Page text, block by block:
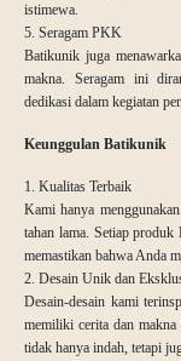
istimewa.
5. Seragam PKK
Batikunik juga
makna. Seragam ini
dedikasi dalam kegiatan
Keunggulan Batikunik
1. Kualitas Terbaik
Kami hanya
tahan lama. Setiap
memastikan bahwa Anda
2. Desain Unik dan
Desain-desain kami
memiliki cerita dan
tidak hanya indah, tetapi